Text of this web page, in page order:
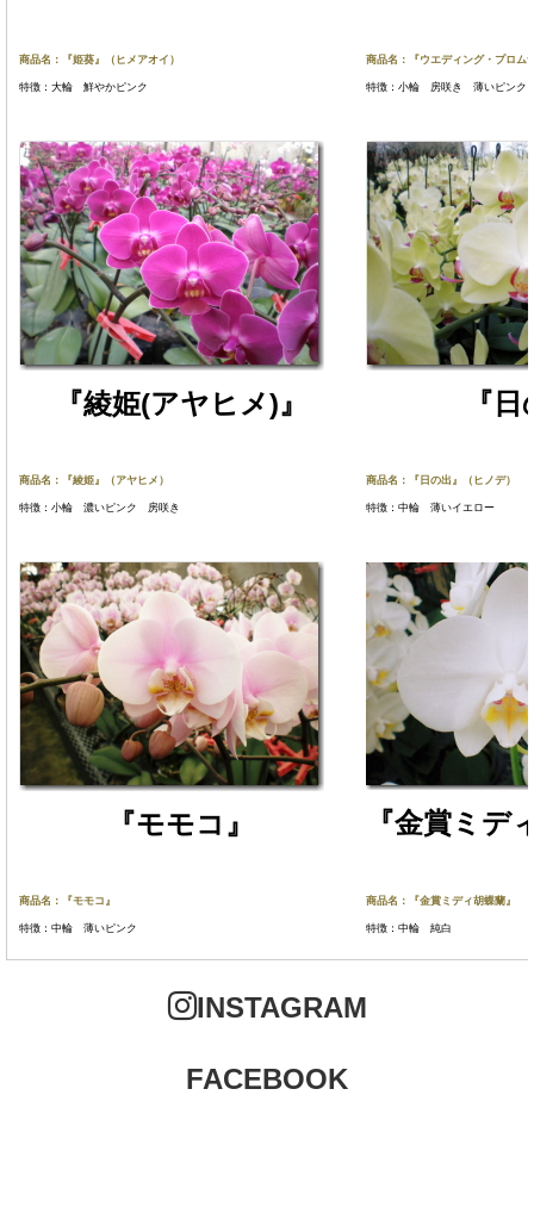
商品名：『姫葵』（ヒメアオイ）
特徴：大輪 鮮やかピンク
商品名：『ウエディング・プロム
特徴：小輪 房咲き 薄いピン
『綾姫(アヤヒメ)』 『
商品名：『綾姫』（アヤヒメ）
特徴：小輪 濃いピンク 房咲き
商品名：『日の出』（ヒノデ）
特徴：中輪 薄いイエロー
『モモコ』 『金賞ミデ
商品名：『モモコ』
特徴：中輪 薄いピンク
商品名：『金賞ミディ胡蝶蘭』
特徴：中輪 純白
INSTAGRAM
FACEBOOK